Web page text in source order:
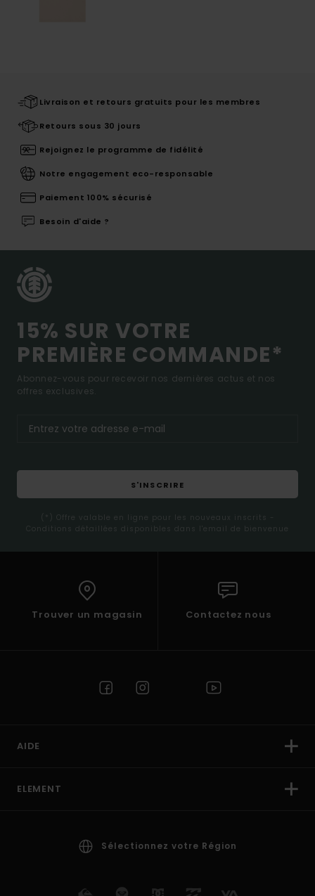
Livraison et retours gratuits pour les membres
Retours sous 30 jours
Rejoignez le programme de fidélité
Notre engagement eco-responsable
Paiement 100% sécurisé
Besoin d'aide ?
15% SUR VOTRE
PREMIÈRE COMMANDE*
Abonnez-vous pour recevoir nos dernières actus et nos
offres exclusives.
S'INSCRIRE
(*) Offre valable en ligne pour les nouveaux inscrits -
Conditions détaillées disponibles dans l'email de bienvenue
Trouver un magasin Contactez nous
AIDE
ELEMENT
Sélectionnez votre Région